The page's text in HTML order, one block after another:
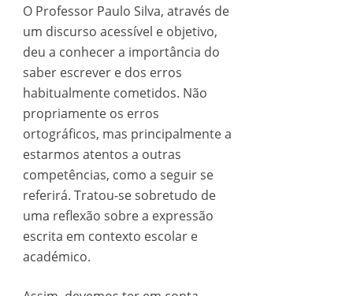
O Professor Paulo Silva, através de
um discurso acessível e objetivo,
deu a conhecer a importância do
saber escrever e dos erros
habitualmente cometidos. Não
propriamente os erros
ortográficos, mas principalmente a
estarmos atentos a outras
competências, como a seguir se
referirá. Tratou-se sobretudo de
uma reflexão sobre a expressão
escrita em contexto escolar e
académico.